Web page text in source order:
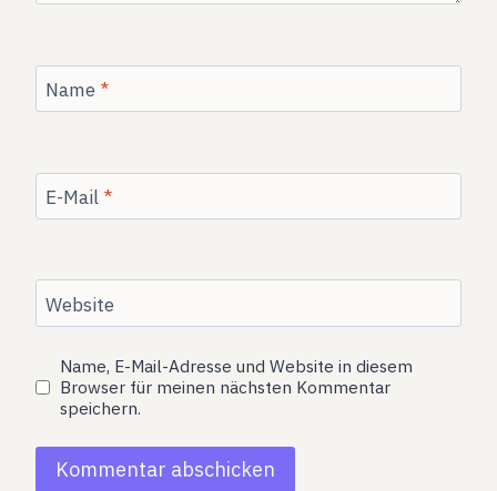
Name *
E-Mail *
Website
Name, E-Mail-Adresse und Website in diesem
Browser für meinen nächsten Kommentar
speichern.